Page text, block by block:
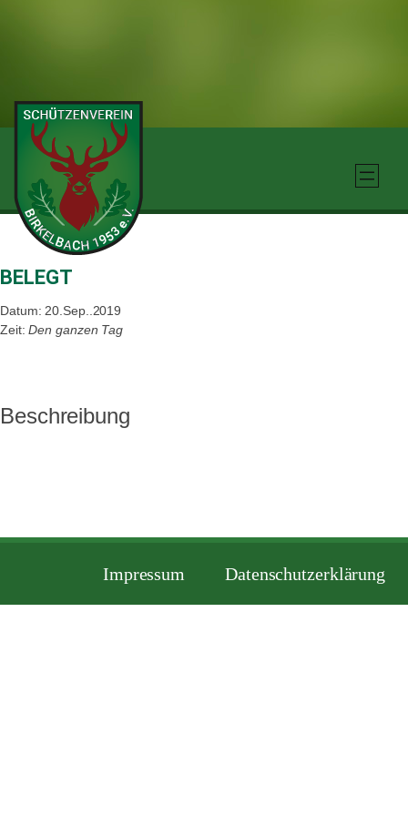
BELEGT
Datum: 20.Sep..2019
Zeit:Den ganzen Tag
Beschreibung
Impressum Datenschutzerklärung